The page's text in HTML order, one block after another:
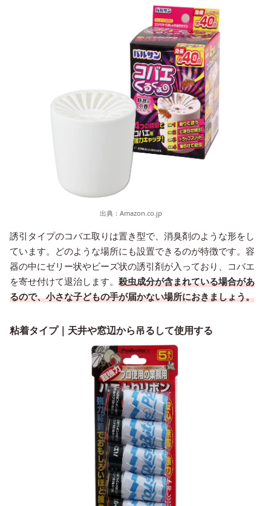
出典： Amazon.co.jp
誘引タイプのコバエ取りは置き型で、消臭剤のような形をし
ています。どのような場所にも設置できるのが特徴です。容
器の中にゼリー状やビーズ状の誘引剤が入っており、コバエ
を寄せ付けて退治します。 殺虫成分が含まれている場合があ
るので、小さな子どもの手が届かない場所におきましょう。
粘着タイプ｜天井や窓辺から吊るして使用する